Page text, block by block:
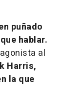
puñado
hablar.
al
Harris,
la que